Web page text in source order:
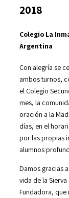
2018
Colegio La
Argentina
Con alegría se
ambos turnos,
el Colegio
mes, la
oración a la
días, en el
por las propias
alumnos
Damos gracias
vida de la
Fundadora, que